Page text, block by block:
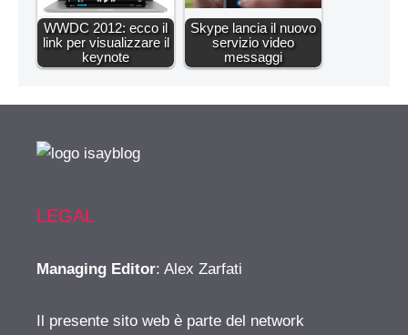
WWDC 2012: ecco il
link per visualizzare il
keynote
Skype lancia il nuovo
servizio video
messaggi
LEGAL
Managing Editor: Alex Zarfati
Il presente sito web è parte del network